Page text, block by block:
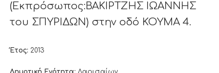
(Εκπρόσωπος:ΒΑΚΙΡΤΖΗΣ ΙΩΑΝΝΗΣ
του ΣΠΥΡΙΔΩΝ) στην οδό ΚΟΥΜΑ 4.
Έτος: 2013